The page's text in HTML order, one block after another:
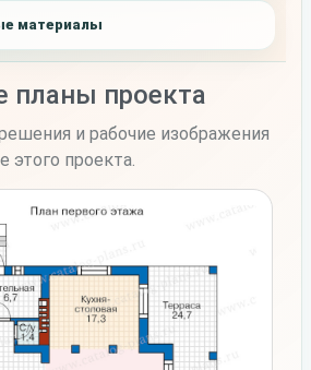
материалы
планы проекта
и рабочие изображения
этого проекта.